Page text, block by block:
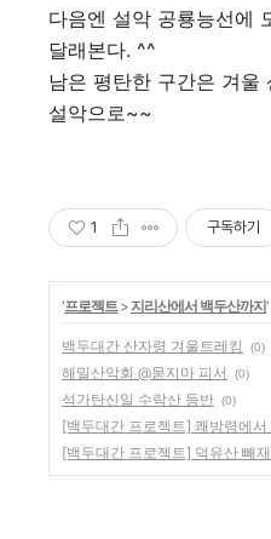
다음엔 설악 공룡능선에
달래본다. ^^
남은 평탄한 구간은 겨울
설악으로~~
1 구독하기
'프로젝트>지리산에서 백두산까지
백두대간 산자령 겨울트레킹 (0)
해밀산악회 @묻지마 피서 (0)
석가탄신일 수락산 등반 (0)
[백두대간 프로젝트] 쾌방령에서
[백두대간 프로젝트] 덕유산 빼재